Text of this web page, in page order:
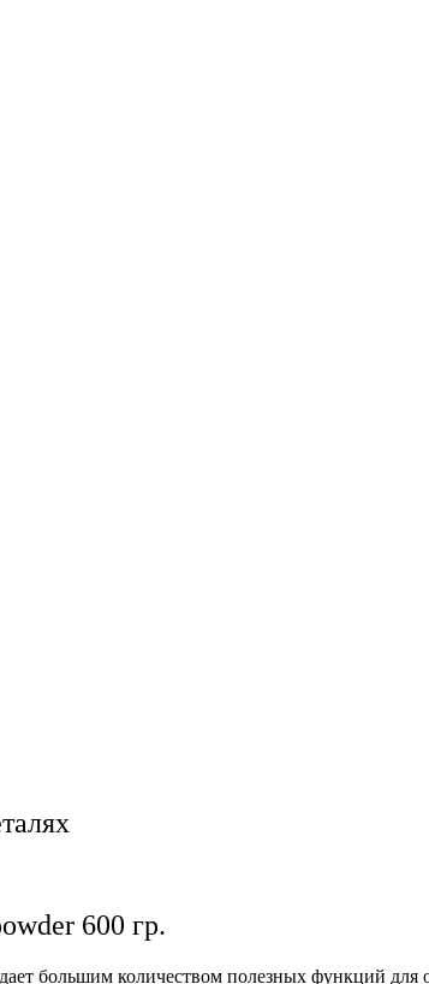
600 гр.
большим количеством полезных функций для